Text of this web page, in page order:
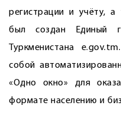
регистрации и учёту,
был создан Единый
Туркменистана
собой
«Одно окно» для
формате населению и